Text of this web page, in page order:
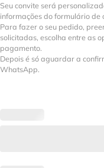
Seu convite será
informações do formulário de
Para fazer o seu pedido,
solicitadas, escolha entre as
pagamento.
Depois é só aguardar a
WhatsApp.